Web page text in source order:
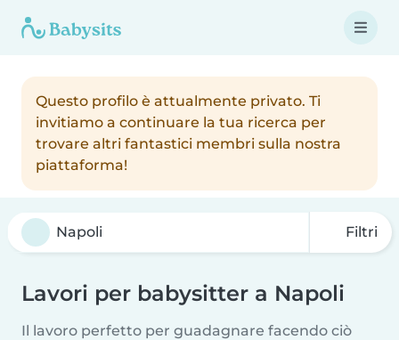
Questo profilo è attualmente privato. Ti
invitiamo a continuare la tua ricerca per
trovare altri fantastici membri sulla nostra
piattaforma!
Filtri
Lavori per babysitter a Napoli
Il lavoro perfetto per guadagnare facendo ciò